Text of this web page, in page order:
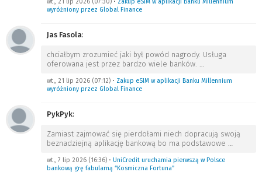
wyróżniony przez Global Finance
Jas Fasola:
chciałbym zrozumieć jaki był powód nagrody. Usługa
oferowana jest przez bardzo wiele banków.
wt., 21 lip 2026 (07:12) • Zakup eSIM w aplikacji Banku Millennium
wyróżniony przez Global Finance
PykPyk:
Zamiast zajmować się pierdołami niech dopracują swoją
beznadziejną aplikację bankową bo ma podstawowe
wt., 7 lip 2026 (16:36) • UniCredit uruchamia pierwszą w Polsce
bankową grę fabularną “Kosmiczna Fortuna”